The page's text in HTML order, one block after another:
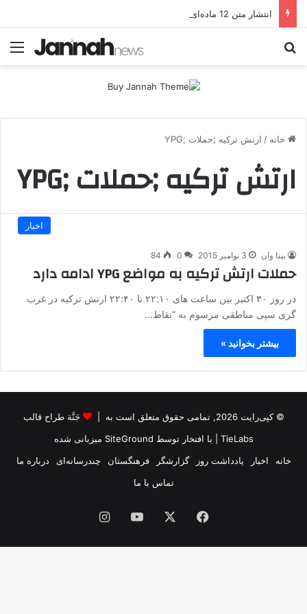
انتشار متن 12 ماده‌ای توافق نهایی بین ترکیه و پ.ک.ک
خانه / ارتش ترکیه ;حملات ;YPG
ارتش ترکیه ;حملات ;YPG
اخبار
بیتا وان 3 نوامبر 2015 0
84
حملات ارتش ترکیه به مواضع YPG ادامه دارد
در روز ۳۰ اکتبر بین ساعت های ۲۲:۱۰ تا ۲۲:۴۰ ارتش ترکیه در غرب
گری سپی مناطقی مرسوم به “نقاط…
بیشتر بخوانید »
© کپی‌رایت 2026, تمامی حقوق متعلق است به |
جَنَّة طراح قالب
TieLabs | با افتخار توسط SiteGround میزبانی شده
خانه
اخبار یادداشت روز گزارشگر فرهنگستان چندرسانه‌ای
درباره ما
تماس با ما
فیس
بوک
یوتیوب